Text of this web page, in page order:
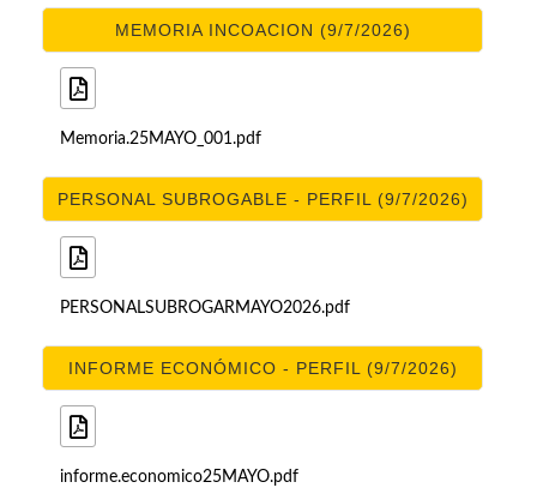
MEMORIA INCOACION (9/7/2026)
Memoria.25MAYO_001.pdf
PERSONAL SUBROGABLE - PERFIL (9/7/2026)
PERSONALSUBROGARMAYO2026.pdf
INFORME ECONÓMICO - PERFIL (9/7/2026)
informe.economico25MAYO.pdf